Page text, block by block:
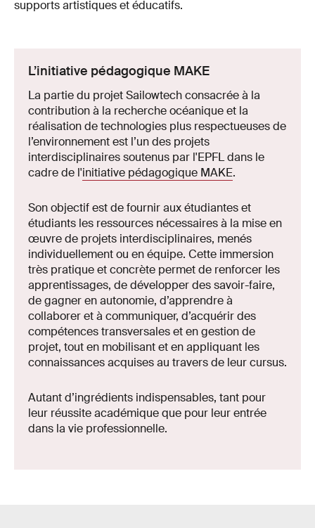
supports artistiques et éducatifs.
L’initiative pédagogique MAKE
La partie du projet Sailowtech consacrée à la
contribution à la recherche océanique et la
réalisation de technologies plus respectueuses de
l’environnement est l’un des projets
interdisciplinaires soutenus par l'EPFL dans le
cadre de l'initiative pédagogique MAKE.
Son objectif est de fournir aux étudiantes et
étudiants les ressources nécessaires à la mise en
œuvre de projets interdisciplinaires, menés
individuellement ou en équipe. Cette immersion
très pratique et concrète permet de renforcer les
apprentissages, de développer des savoir-faire,
de gagner en autonomie, d’apprendre à
collaborer et à communiquer, d’acquérir des
compétences transversales et en gestion de
projet, tout en mobilisant et en appliquant les
connaissances acquises au travers de leur cursus.
Autant d’ingrédients indispensables, tant pour
leur réussite académique que pour leur entrée
dans la vie professionnelle.